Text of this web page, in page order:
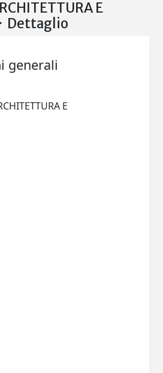
E
Dettaglio
generali
E